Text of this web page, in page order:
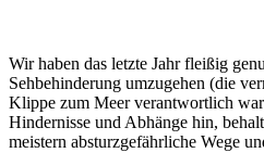
Wir haben das letzte Jahr fleißig
Sehbehinderung umzugehen (die
Klippe zum Meer verantwortlich
Hindernisse und Abhänge hin,
meistern absturzgefährliche Wege